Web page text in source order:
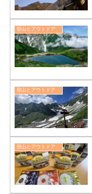
登山とアウトドア
登山とアウトドア
登山とアウトドア